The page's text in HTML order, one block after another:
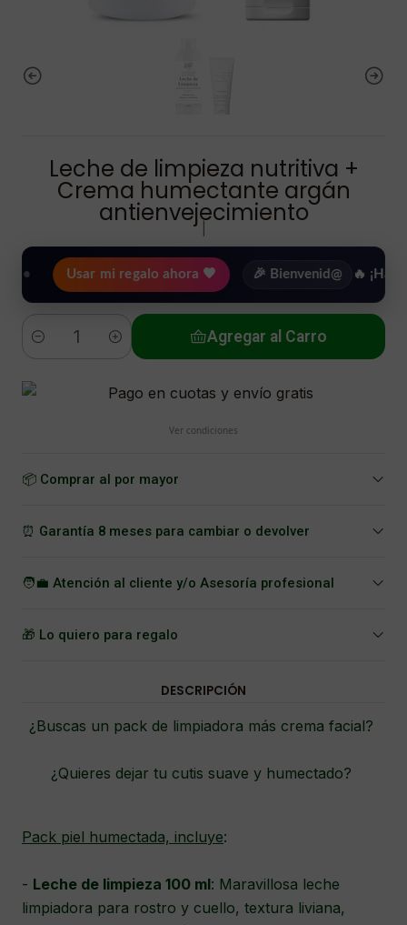
Leche de limpieza nutritiva +
Crema humectante argán
antienvejecimiento
Usar mi regalo ahora 🖤 🎉 Bienvenid@ 🔥 ¡Hasta$2.500
Cantidad
Agregar al Carro
Ver condiciones
📦 Comprar al por mayor
⏰ Garantía 8 meses para cambiar o devolver
🧑‍💼 Atención al cliente y/o Asesoría profesional
🎁 Lo quiero para regalo
DESCRIPCIÓN
¿Buscas un pack de limpiadora más crema facial?
¿Quieres dejar tu cutis suave y humectado?
Pack piel humectada, incluye:
- Leche de limpieza 100 ml: Maravillosa leche
limpiadora para rostro y cuello, textura liviana,